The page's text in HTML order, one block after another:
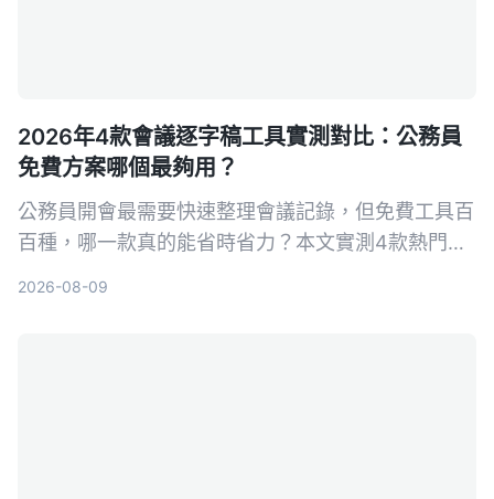
2026年4款會議逐字稿工具實測對比：公務員
免費方案哪個最夠用？
公務員開會最需要快速整理會議記錄，但免費工具百
百種，哪一款真的能省時省力？本文實測4款熱門AI
2026-08-09